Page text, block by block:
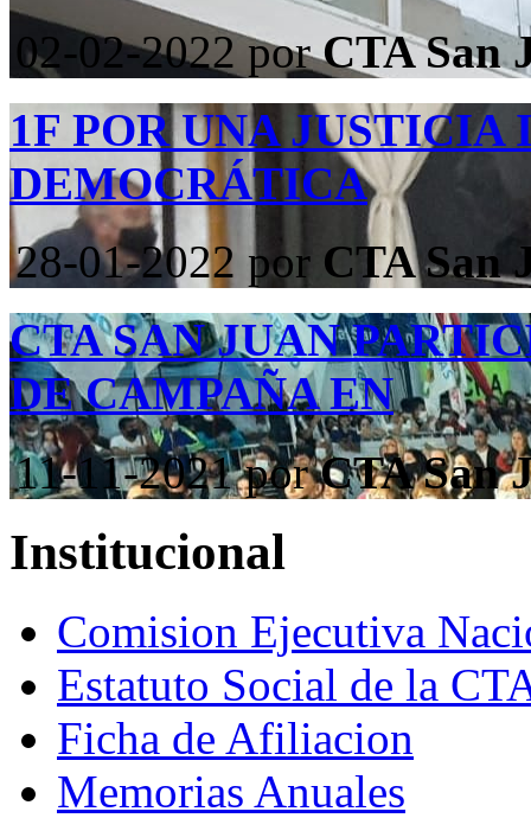
02-02-2022porCTA San
1F POR UNA JUSTICIA
DEMOCRÁTICA
28-01-2022 por CTA San
CTA SAN JUAN
DE CAMPAÑA EN
11-11-2021porCTA San
Institucional
Comision Ejecutiva
Estatuto Social de la
Ficha de Afiliacion
Memorias Anuales